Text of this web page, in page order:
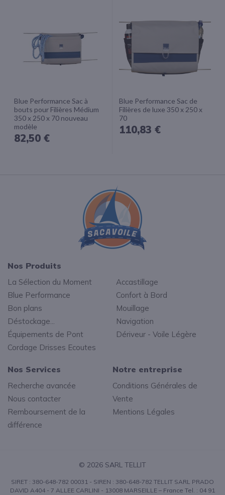
Blue Performance Sac à
bouts pour Filières Médium
350 x 250 x 70 nouveau
modèle
82,50 €
Blue Performance Sac de
Filières de luxe 350 x 250 x
70
110,83 €
Nos Services
Recherche avancée
Nous contacter
Remboursement de la
différence
Notre entreprise
Conditions Générales de
Vente
Mentions Légales
Nos Produits
La Sélection du Moment
Blue Performance
Bon plans
Déstockage...
Équipements de Pont
Cordage Drisses Ecoutes
Accastillage
Confort à Bord
Mouillage
Navigation
Dériveur - Voile Légère
© 2026 SARL TELLIT
SIRET : 380-648-782 00031 - SIREN : 380-648-782 TELLIT SARL PRADO
DAVID A404 - 7 ALLEE CARLINI - 13008 MARSEILLE – France Tel. : 04 91